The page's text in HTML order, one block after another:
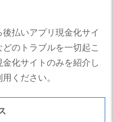
払いアプリ現金化サイ
のトラブルを一切起こ
化サイトのみを紹介し
ください。